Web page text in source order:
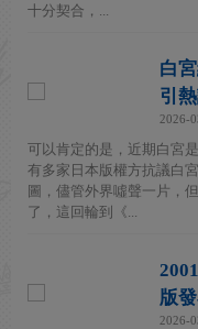
十分契合，...
白
引
2026-
可以肯定的是，近期白宮
有多家日本版權方抗議白
圖，儘管外界噓聲一片，
了，這回輪到《...
版
2026-